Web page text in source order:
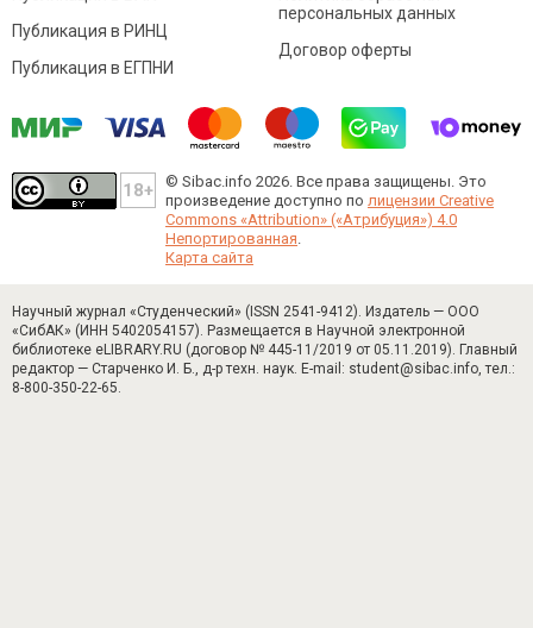
Публикация в РИНЦ
Публикация в ЕГПНИ
персональных данных
Договор оферты
© Sibac.info 2026. Все права защищены. Это
произведение доступно по лицензии Creative
Commons «Attribution» («Атрибуция») 4.0
Непортированная.
Карта сайта
Научный журнал «Студенческий» (ISSN 2541-9412). Издатель — ООО
«СибАК» (ИНН 5402054157). Размещается в Научной электронной
библиотеке eLIBRARY.RU (договор № 445-11/2019 от 05.11.2019). Главный
редактор — Старченко И. Б., д-р техн. наук. E-mail: student@sibac.info, тел.:
8-800-350-22-65.